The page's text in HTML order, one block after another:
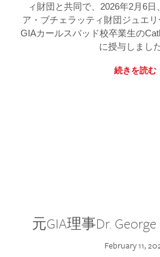
ィ財団と共同で、2026年2月6日
ア・ブチェラッティ財団ジュエ
GIAカールスバッド校卒業生の
に授与しました
続きを読む
元GIA理事Dr.
February 11,